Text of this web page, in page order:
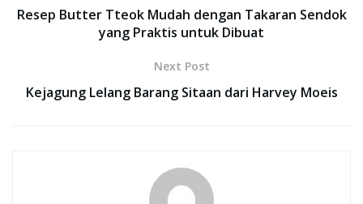
Resep Butter Tteok Mudah dengan Takaran Sendok
yang Praktis untuk Dibuat
Next Post
Kejagung Lelang Barang Sitaan dari Harvey Moeis